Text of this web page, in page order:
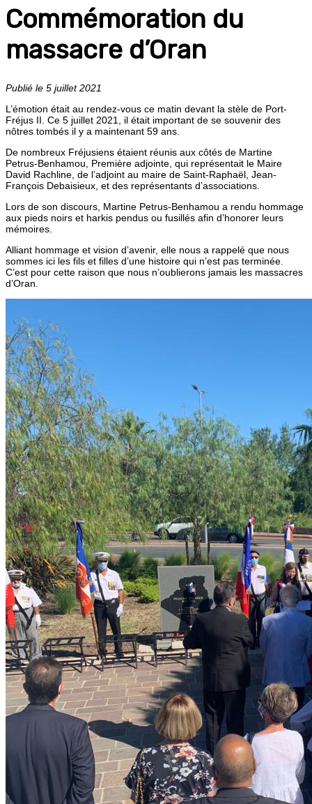
Commémoration du
massacre d’Oran
Publié le 5 juillet 2021
L’émotion était au rendez-vous ce matin devant la stèle de Port-
Fréjus II. Ce 5 juillet 2021, il était important de se souvenir des
nôtres tombés il y a maintenant 59 ans.
De nombreux Fréjusiens étaient réunis aux côtés de Martine
Petrus-Benhamou, Première adjointe, qui représentait le Maire
David Rachline, de l’adjoint au maire de Saint-Raphaël, Jean-
François Debaisieux, et des représentants d’associations.
Lors de son discours, Martine Petrus-Benhamou a rendu hommage
aux pieds noirs et harkis pendus ou fusillés afin d’honorer leurs
mémoires.
Alliant hommage et vision d’avenir, elle nous a rappelé que nous
sommes ici les fils et filles d’une histoire qui n’est pas terminée.
C’est pour cette raison que nous n’oublierons jamais les massacres
d’Oran.